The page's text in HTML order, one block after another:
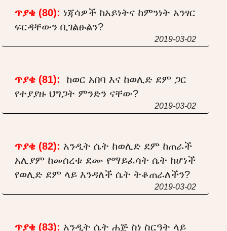
ጥያቄ (80): ነጃሳዎች ከአይነትና ከምንነት አንፃር
ፍርዳቸውን ቢገልፁልን?
2019-03-02
ጥያቄ (81):
ከወር አበባ እና ከወሊድ ደም ጋር
የተያያዙ ህግጋት ምንድን ናቸው?
2019-03-02
ጥያቄ (82): አንዲት ሴት ከወሊድ ደም ከጠራች
አሊያም ከመሰረቱ ደሙ የማይፈሳት ሴት ከሆነች
የወሊድ ደም ላይ እንዳለች ሴት ትቆጠራለችን?
2019-03-02
ጥያቄ (83): አንዲት ሴት ሐጅ ስነ ስርዓት ላይ